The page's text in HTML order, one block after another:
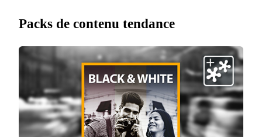
Packs de contenu tendance